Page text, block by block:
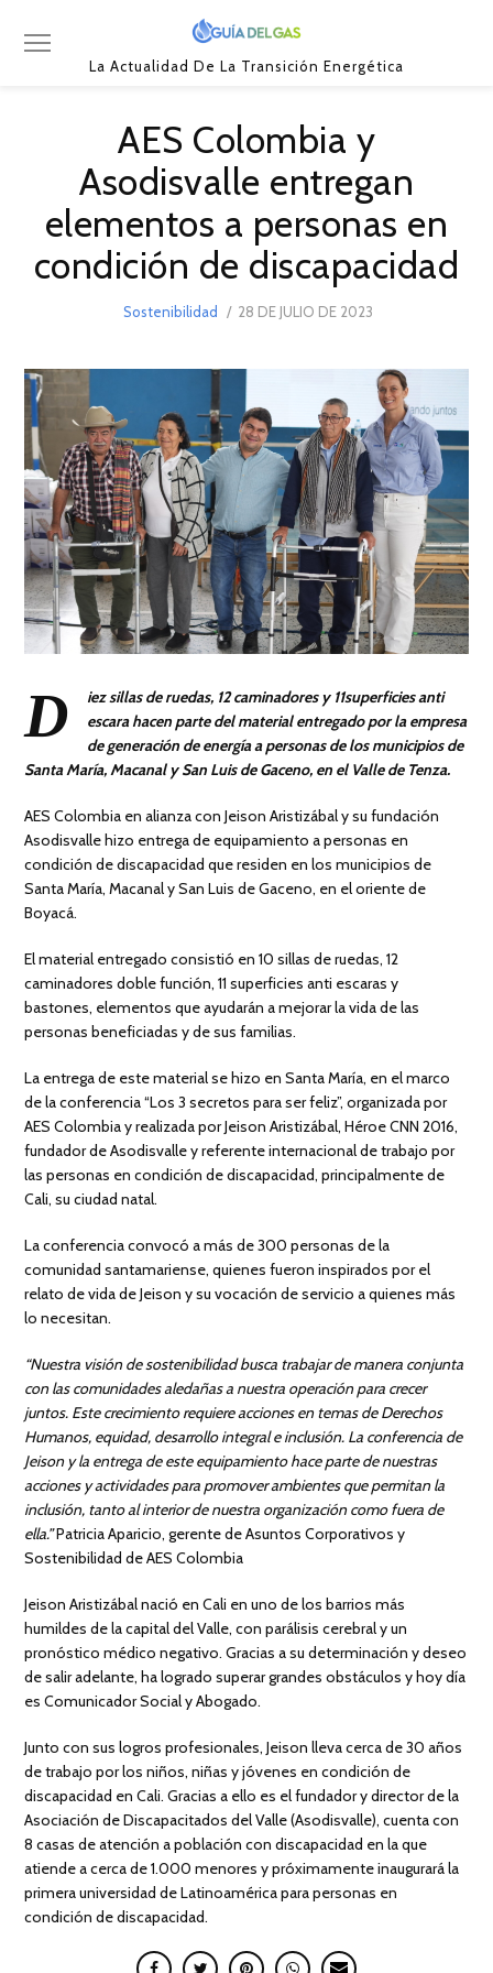
La Actualidad De La Transición Energética
AES Colombia y
Asodisvalle entregan
elementos a personas en
condición de discapacidad
Sostenibilidad
POSTED
28 DE JULIO DE 2023
DE
2023
D
iez sillas de ruedas, 12 caminadores y 11superficies anti
escara hacen parte del material entregado por la empresa
de generación de energía a personas de los municipios de
Santa María, Macanal y San Luis de Gaceno, en el Valle de Tenza.
AES Colombia en alianza con Jeison Aristizábal y su fundación
Asodisvalle hizo entrega de equipamiento a personas en
condición de discapacidad que residen en los municipios de
Santa María, Macanal y San Luis de Gaceno, en el oriente de
Boyacá.
El material entregado consistió en 10 sillas de ruedas, 12
caminadores doble función, 11 superficies anti escaras y
bastones, elementos que ayudarán a mejorar la vida de las
personas beneficiadas y de sus familias.
La entrega de este material se hizo en Santa María, en el marco
de la conferencia “Los 3 secretos para ser feliz”, organizada por
AES Colombia y realizada por Jeison Aristizábal, Héroe CNN 2016,
fundador de Asodisvalle y referente internacional de trabajo por
las personas en condición de discapacidad, principalmente de
Cali, su ciudad natal.
La conferencia convocó a más de 300 personas de la
comunidad santamariense, quienes fueron inspirados por el
relato de vida de Jeison y su vocación de servicio a quienes más
lo necesitan.
“Nuestra visión de sostenibilidad busca trabajar de manera conjunta
con las comunidades aledañas a nuestra operación para crecer
juntos. Este crecimiento requiere acciones en temas de Derechos
Humanos, equidad, desarrollo integral e inclusión. La conferencia de
Jeison y la entrega de este equipamiento hace parte de nuestras
acciones y actividades para promover ambientes que permitan la
inclusión, tanto al interior de nuestra organización como fuera de
ella.”Patricia Aparicio, gerente de Asuntos Corporativos y
Sostenibilidad de AES Colombia
Jeison Aristizábal nació en Cali en uno de los barrios más
humildes de la capital del Valle, con parálisis cerebral y un
pronóstico médico negativo. Gracias a su determinación y deseo
de salir adelante, ha logrado superar grandes obstáculos y hoy día
es Comunicador Social y Abogado.
Junto con sus logros profesionales, Jeison lleva cerca de 30 años
de trabajo por los niños, niñas y jóvenes en condición de
discapacidad en Cali. Gracias a ello es el fundador y director de la
Asociación de Discapacitados del Valle (Asodisvalle), cuenta con
8 casas de atención a población con discapacidad en la que
atiende a cerca de 1.000 menores y próximamente inaugurará la
primera universidad de Latinoamérica para personas en
condición de discapacidad.